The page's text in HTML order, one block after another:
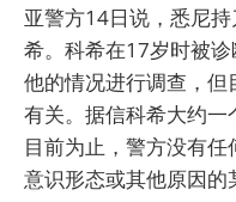
亚警方14日说，悉尼
希。科希在17岁时被
他的情况进行调查，
有关。据信科希大约
目前为止，警方没有
意识形态或其他原因的